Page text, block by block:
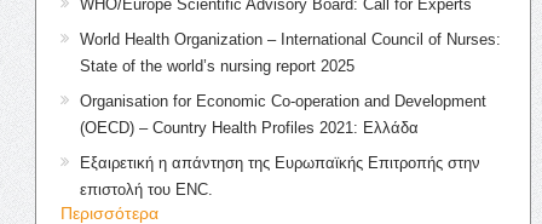
WHO/Europe Scientific Advisory Board: Call for Experts
World Health Organization – International Council of Nurses:
State of the world’s nursing report 2025
Organisation for Economic Co-operation and Development
(OECD) – Country Health Profiles 2021: Ελλάδα
Εξαιρετική η απάντηση της Ευρωπαϊκής Επιτροπής στην
επιστολή του ENC.
Περισσότερα